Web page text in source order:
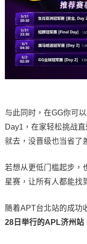
与此同时，在GG你可
Day1，在家轻松挑战
就去，没晋级也当省了
若想从更低门槛起步，
星赛，让所有人都能找
随着APT台北站的成功
28 日举行的APL济州站